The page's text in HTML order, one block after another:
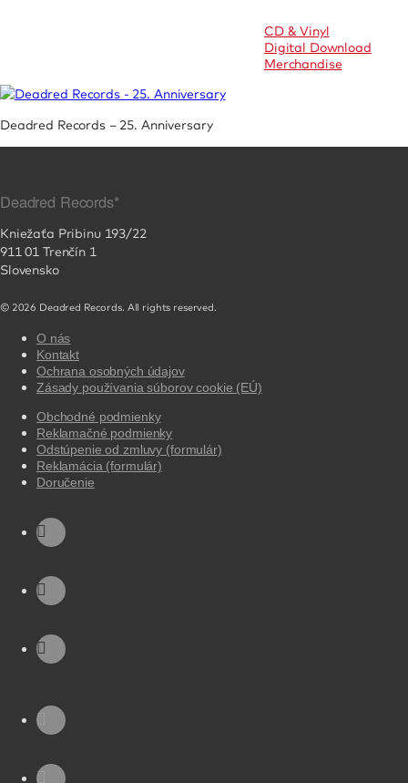
CD & Vinyl
Digital Download
Merchandise
Deadred Records – 25. Anniversary
Deadred Records*
Kniežaťa Pribinu 193/22
911 01 Trenčín 1
Slovensko
© 2026 Deadred Records. All rights reserved.
O nás
Kontakt
Ochrana osobných údajov
Zásady používania súborov cookie (EÚ)
Obchodné podmienky
Reklamačné podmienky
Odstúpenie od zmluvy (formulár)
Reklamácia (formulár)
Doručenie